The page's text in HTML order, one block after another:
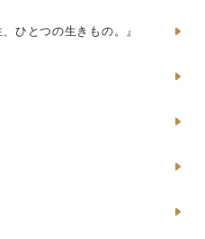
ひとつの生きもの。』